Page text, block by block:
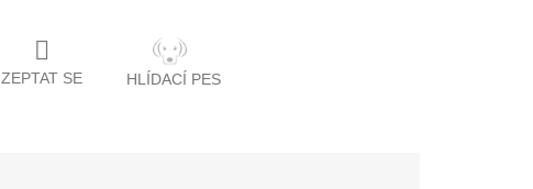
ZEPTAT SE HLÍDACÍ PES